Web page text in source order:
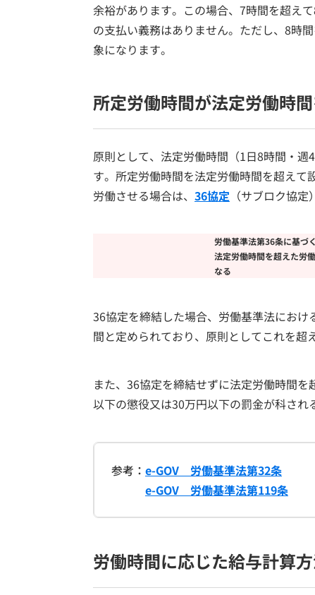
余裕があります。この場合、7時間を超え
の支払い義務はありません。ただし、8時
象になります。
所定労働時間が法定労働時
原則として、法定労働時間（1日8時間・
す。所定労働時間を法定労働時間を超え
労働させる場合は、 36協定 （サブロク協
労働基準法第36条に基づ
法定労働時間を超えた労
なる
36協定を締結した場合、労働基準法にお
間と定められており、原則としてこれを超
また、36協定を締結せずに法定労働時間
以下の懲役又は30万円以下の罰金が科され
参考： e-GOV 労働基準法第32条
e-GOV 労働基準法第119条
労働時間に応じた給与計算